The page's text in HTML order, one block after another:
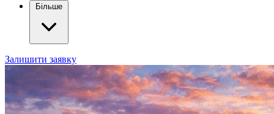
Залишити заявку